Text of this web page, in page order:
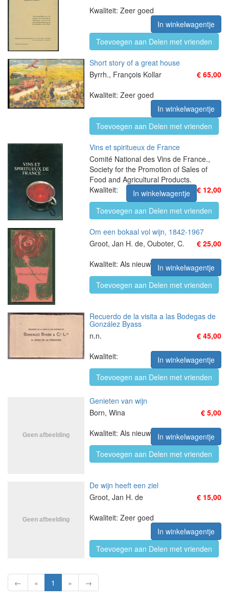
Kwaliteit: Zeer goed
In winkelwagentje
Toevoegen aan Delen met vrienden
Short story of a great house
Byrrh., François Kollar
€ 65,00
Kwaliteit: Zeer goed
In winkelwagentje
Toevoegen aan Delen met vrienden
Vins et spiritueux de France
Comité National des Vins de France.,
Society for the Promotion of Sales of
Food and Agricultural Products.
€ 12,00
Kwaliteit:
In winkelwagentje
Toevoegen aan Delen met vrienden
Om een bokaal vol wijn, 1842-1967
Groot, Jan H. de, Ouboter, C.
€ 25,00
Kwaliteit: Als nieuw
In winkelwagentje
Toevoegen aan Delen met vrienden
Recuerdo de la visita a las Bodegas de
González Byass
n.n.
€ 45,00
Kwaliteit:
In winkelwagentje
Toevoegen aan Delen met vrienden
Genieten van wijn
Born, Wina
€ 5,00
Kwaliteit: Als nieuw
In winkelwagentje
Toevoegen aan Delen met vrienden
De wijn heeft een ziel
Groot, Jan H. de
€ 15,00
Kwaliteit: Zeer goed
In winkelwagentje
Toevoegen aan Delen met vrienden
← « 1 » →